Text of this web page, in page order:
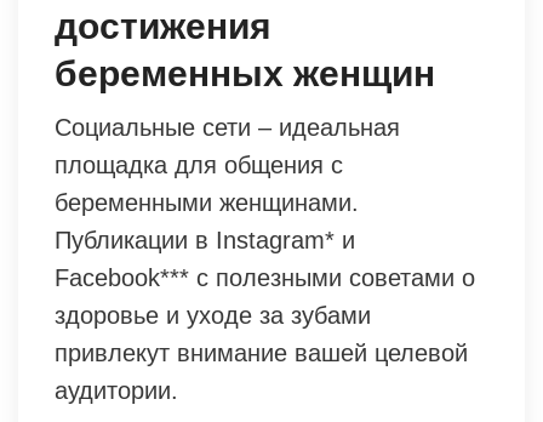
достижения
беременных женщин
Социальные сети – идеальная
площадка для общения с
беременными женщинами.
Публикации в Instagram* и
Facebook*** с полезными советами о
здоровье и уходе за зубами
привлекут внимание вашей целевой
аудитории.